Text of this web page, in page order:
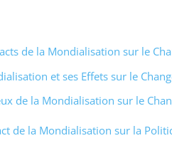
de la Mondialisation sur le
et ses Effets sur le
de la Mondialisation sur le
de la Mondialisation sur la